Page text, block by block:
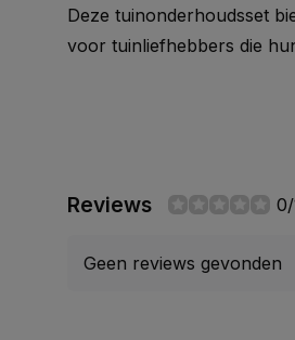
Deze tuinonderhoudsset
voor tuinliefhebbers die
Reviews
Geen reviews gevonden